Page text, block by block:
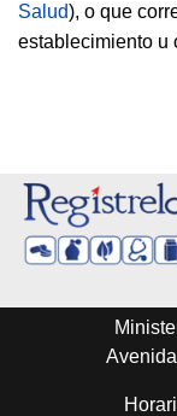
Salud), o que
establecimiento u